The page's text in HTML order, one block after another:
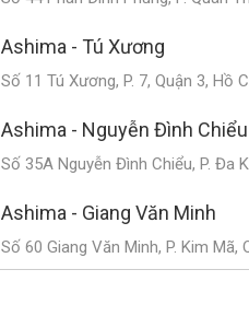
Ashima - Tú Xương
Số 11 Tú Xương, P. 7, Quận 3, Hồ
Ashima - Nguyễn Đình Chiểu
Số 35A Nguyễn Đình Chiểu, P. Đa
Ashima - Giang Văn Minh
Số 60 Giang Văn Minh, P. Kim Mã,